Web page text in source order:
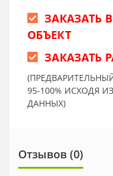
ЗАКАЗАТЬ
ОБЪЕКТ
ЗАКАЗАТЬ
95-100% ИСХОДЯ
ДАННЫХ)
Отзывов (0)